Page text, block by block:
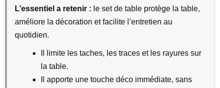
L’essentiel a retenir : le set de table protège la table,
améliore la décoration et facilite l’entretien au
quotidien.
Il limite les taches, les traces et les rayures sur
la table.
Il apporte une touche déco immédiate, sans